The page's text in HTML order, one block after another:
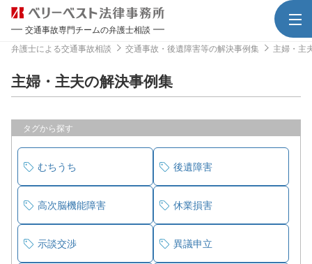
交通事故専門チームの弁護士相談
弁護士による交通事故相談
交通事故・後遺障害等の解決事例集 主婦・主
主婦・主夫の解決事例集
タグから探す
むちうち 後遺障害
高次脳機能障害 休業損害
示談交渉 異議申立